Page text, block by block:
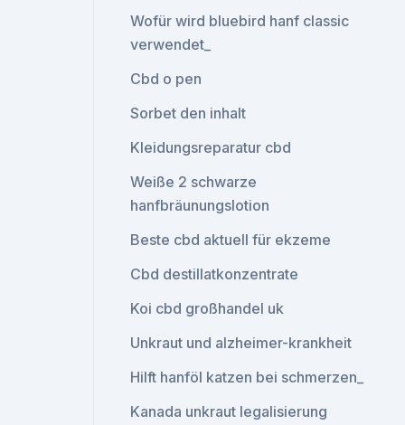
Wofür wird bluebird hanf classic
verwendet_
Cbd o pen
Sorbet den inhalt
Kleidungsreparatur cbd
Weiße 2 schwarze
hanfbräunungslotion
Beste cbd aktuell für ekzeme
Cbd destillatkonzentrate
Koi cbd großhandel uk
Unkraut und alzheimer-krankheit
Hilft hanföl katzen bei schmerzen_
Kanada unkraut legalisierung